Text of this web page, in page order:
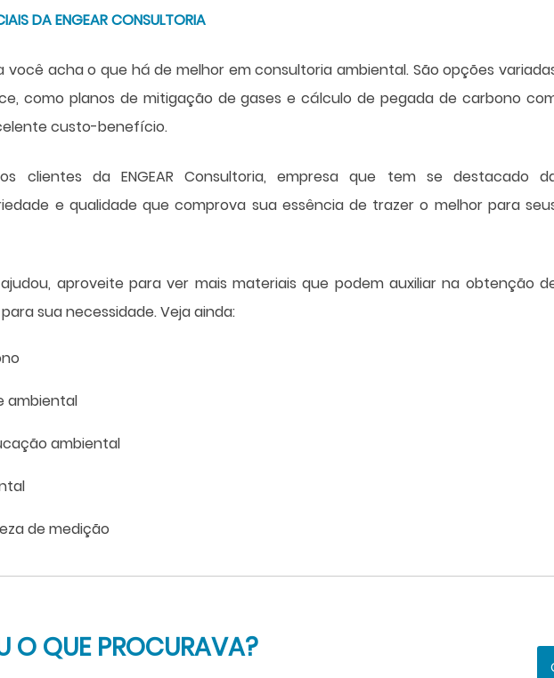
DA ENGEAR CONSULTORIA
você acha o que há de melhor em consultoria ambiental. São opções
como planos de mitigação de gases e cálculo de pegada de carbono
custo-benefício.
clientes da ENGEAR Consultoria, empresa que tem se destacado
e qualidade que comprova sua essência de trazer o melhor para
aproveite para ver mais materiais que podem auxiliar na obtenção
sua necessidade. Veja ainda:
ambiental
ambiental
de medição
O QUE PROCURAVA?